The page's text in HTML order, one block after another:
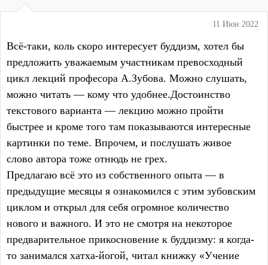
11 Июн 2022
Всё-таки, коль скоро интересует буддизм, хотел бы
предложить уважаемым участникам превосходный
цикл лекций професора А.Зубова. Можно слушать,
можно читать — кому что удобнее.Достоинство
текстового варианта — лекцию можно пройти
быстрее и кроме того там показываются интересные
картинки по теме. Впрочем, и послушать живое
слово автора тоже отнюдь не грех.
Предлагаю всё это из собственного опыта — в
предыдущие месяцы я ознакомился с этим зубовским
циклом и открыл для себя огромное количество
нового и важного. И это не смотря на некоторое
предварительное прикосновение к буддизму: я когда-
то занимался хатха-йогой, читал книжку «Учение